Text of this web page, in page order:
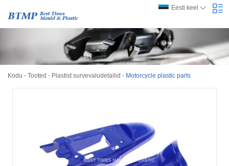
Eesti keel
Kodu - Tooted - Plastist survevaludetailid - Motorcycle plastic parts